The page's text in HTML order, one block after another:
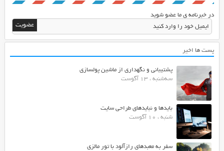
در خبرنامه ی ما عضو شوید
پست ها اخیر
پشتیبانی و نگهداری از ماشین پولسازی
سه‌شنبه ، 13 آگوست
بایدها و نبایدهای طراحی سایت
شنبه ، 10 آگوست
سفر به معبدهای رازآلود با تور مالزی